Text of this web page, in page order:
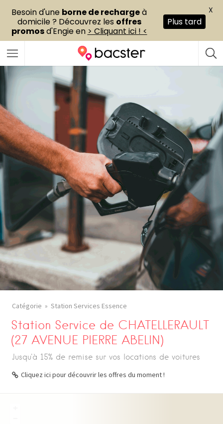
Catégorie Station Services Essence
Station Service de CHATELLERAULT
(27 AVENUE PIERRE ABELIN)
Jusqu'à 15% de remise sur vos locations de voitures
Cliquez ici pour découvrir les offres du moment !
Besoin d'une borne de rechargeà
domicile ? Découvrez les offres
promosd'Engie en > Cliquant ici ! <
Plus tard
X